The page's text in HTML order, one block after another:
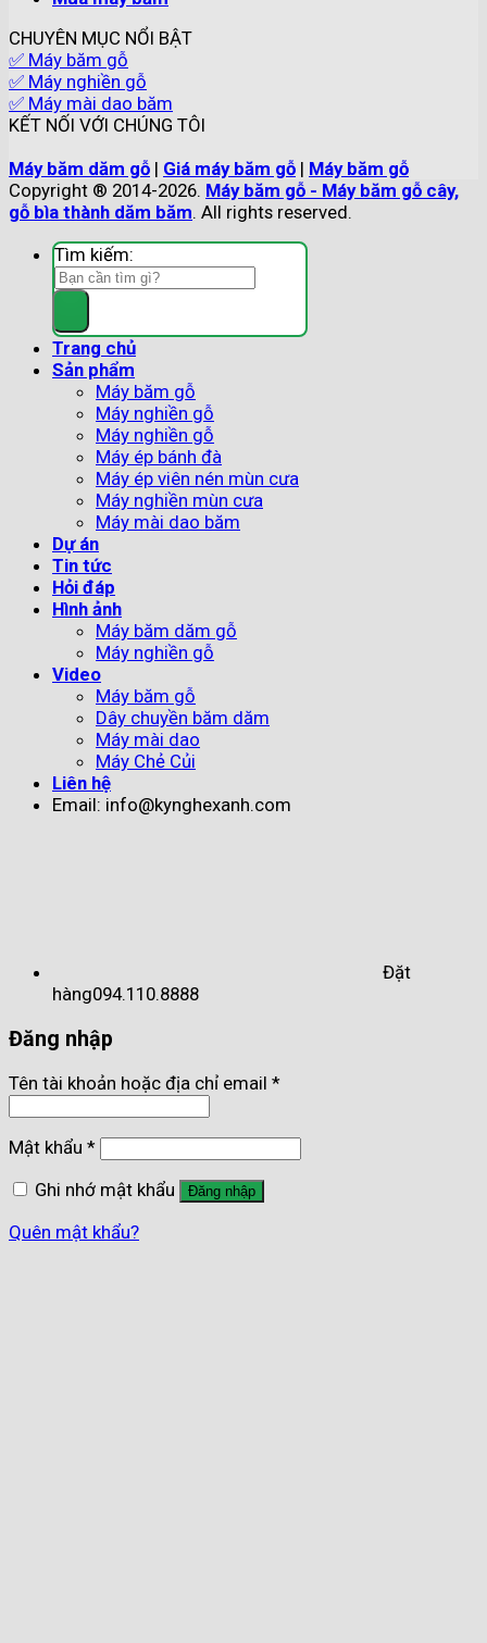
CHUYÊN MỤC NỔI BẬT
✅ Máy băm gỗ
✅ Máy nghiền gỗ
✅ Máy mài dao băm
KẾT NỐI VỚI CHÚNG TÔI
Máy băm dăm gỗ | Giá máy băm gỗ | Máy băm gỗ
Copyright ® 2014-2026. Máy băm gỗ - Máy băm gỗ cây,
gỗ bìa thành dăm băm. All rights reserved.
Tìm kiếm:
Trang chủ
Sản phẩm
Máy băm gỗ
Máy nghiền gỗ
Máy nghiền gỗ
Máy ép bánh đà
Máy ép viên nén mùn cưa
Máy nghiền mùn cưa
Máy mài dao băm
Dự án
Tin tức
Hỏi đáp
Hình ảnh
Máy băm dăm gỗ
Máy nghiền gỗ
Video
Máy băm gỗ
Dây chuyền băm dăm
Máy mài dao
Máy Chẻ Củi
Liên hệ
Email: info@kynghexanh.com
Đặt
hàng094.110.8888
Đăng nhập
Tên tài khoản hoặc địa chỉ email *
Mật khẩu *
Ghi nhớ mật khẩu
Đăng nhập
Quên mật khẩu?